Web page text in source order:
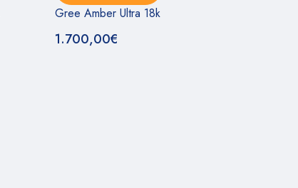
Gree Amber Ultra 18k
1.700,00€